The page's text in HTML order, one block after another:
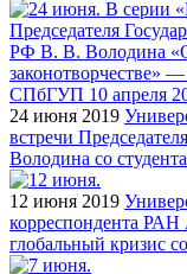
24 июня 2019
встречи
Володина со
12 июня 2019
корреспондента
глобальный кризис